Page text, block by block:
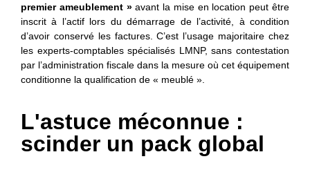
premier ameublement »avant la mise en location peut être
inscrit à l’actif lors du démarrage de l’activité, à condition
d’avoir conservé les factures. C’est l’usage majoritaire chez
les experts-comptables spécialisés LMNP, sans contestation
par l’administration fiscale dans la mesure où cet équipement
conditionne la qualification de « meublé ».
L'astuce méconnue :
scinder un pack global